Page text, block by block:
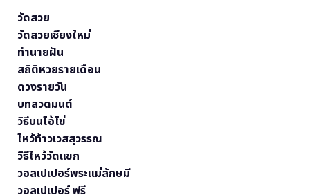
วัดสวย
วัดสวยเชียงใหม่
ทำนายฝัน
สถิติหวยรายเดือน
ดวงรายวัน
บทสวดมนต์
วิธีบนไอ้ไข่
ไหว้ท้าวเวสสุวรรณ
วิธีไหว้วัดแขก
วอลเปเปอร์พระแม่ลักษมี
วอลเปเปอร์ ฟรี